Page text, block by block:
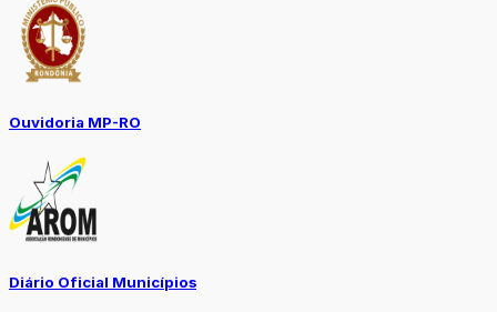
Ouvidoria MP-RO
Diário Oficial Municípios